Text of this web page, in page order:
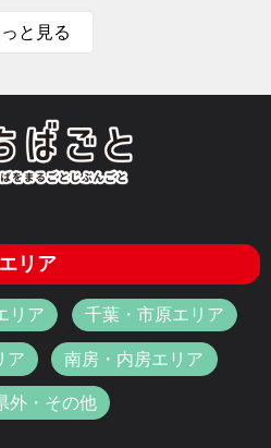
っと見る
エリア
リア 千葉・市原エリア
ア 南房・内房エリア
外・その他